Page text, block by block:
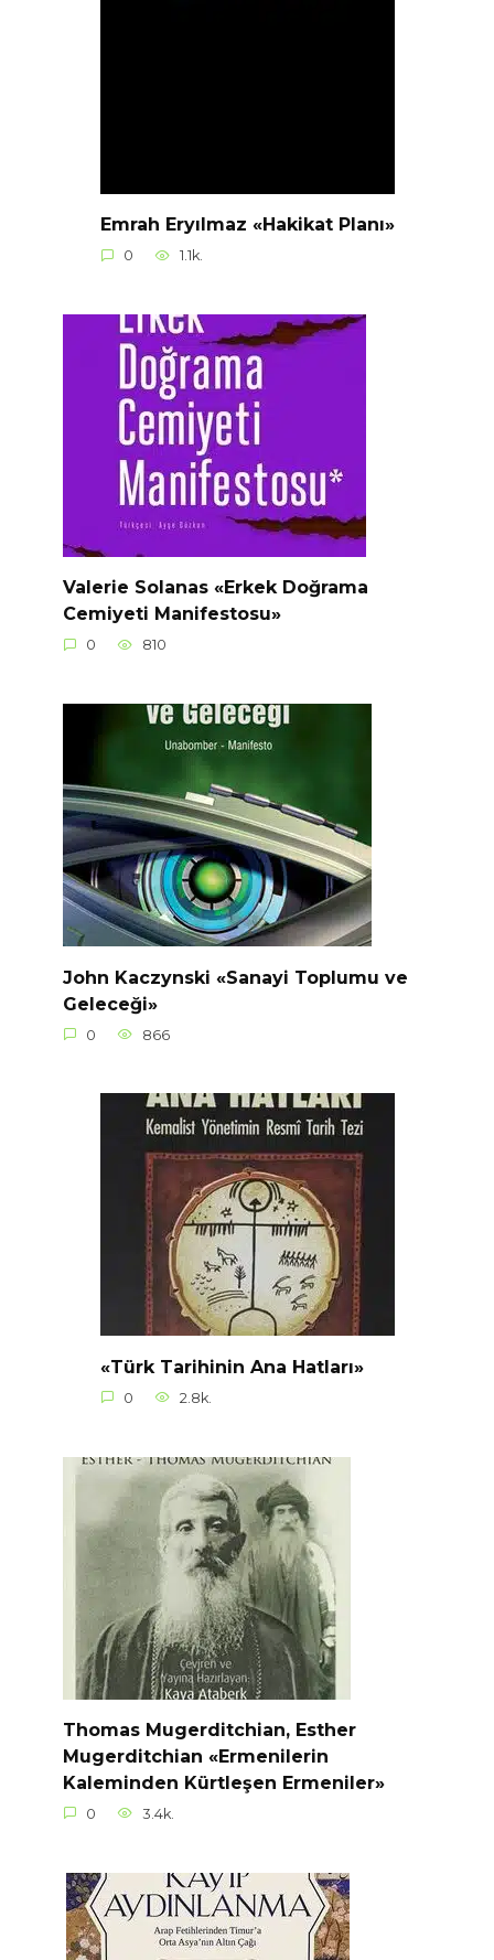
Emrah Eryılmaz «Hakikat Planı»
0 1.1k.
Valerie Solanas «Erkek Doğrama
Cemiyeti Manifestosu»
0 810
John Kaczynski «Sanayi Toplumu ve
Geleceği»
0 866
«Türk Tarihinin Ana Hatları»
0 2.8k.
Thomas Mugerditchian, Esther
Mugerditchian «Ermenilerin
Kaleminden Kürtleşen Ermeniler»
0 3.4k.